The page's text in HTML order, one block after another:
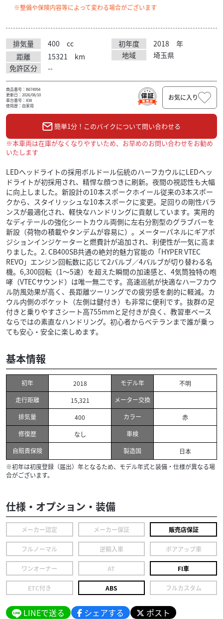
※整備や保険内容等によって変わる場合がございます
排気量 400 cc 初年度 2018
年
距離
15321 km 地域
埼玉県
免許区分
--
商品番号：B674954
更新日：2026/08/10
車台番号：838
使用歴：自家用
お気に入り
簡単1分！このバイクについて問い合わせる
※本車両は在庫がなくなりやすいため、お早めのお問い合わせをお勧め
いたします
LEDヘッドライトの採用ボルドール伝統のハーフカウルにLEDヘッ
ドライトが初採用され、精悍な顔つきに刷新。夜間の視認性も大幅
に向上しました。新設計の10本スポークホイール従来の3本スポー
クから、スタイリッシュな10本スポークに変更。足回りの剛性バラ
ンスが最適化され、軽快なハンドリングに貢献しています。実用的
なディテールの強化シートカウル両側に左右分割型のグラブバーを
新設（荷物の積載やタンデムが容易に）。メーターパネルにギアポ
ジションインジケーターと燃費計が追加され、利便性が一気に高ま
りました。2. CB400SB共通の絶対的魅力官能の「HYPER VTEC
REVO」エンジン回転数に応じて2バルブ／4バルブが切り替わる名
機。6,300回転（1～5速）を超えた瞬間の加速感と、4気筒独特の咆
哮（VTECサウンド）は唯一無二です。高速巡航が快適なハーフカウ
ル防風効果が高く、長距離ツーリングでの疲労感を劇的に軽減。カ
ウル内側のポケット（左側は鍵付き）も非常に便利です。抜群の足
付きと乗りやすさシート高755mmと足付きが良く、教習車ベース
ならではの素直なハンドリング。初心者からベテランまで誰が乗っ
ても安心・安全に楽しめます。
基本情報
初年 2018 モデル年
不明
走行距離
15,321
メーター交換
排気量
400 カラー
赤
修復歴
なし
車検
自賠責保険
製造国
日本
※初年は初度登録（届出）年となるため、モデル年式と装備・仕様が異なる場
合がございます。
仕様・オプション・装備
メーカー認定 メーカー保証 販売店保証
フルノーマル 逆輸入車 ボアアップ車
ワンオーナー AT FI車
ETC付き ABS フルカスタム
LINEで送る シェアする ポスト